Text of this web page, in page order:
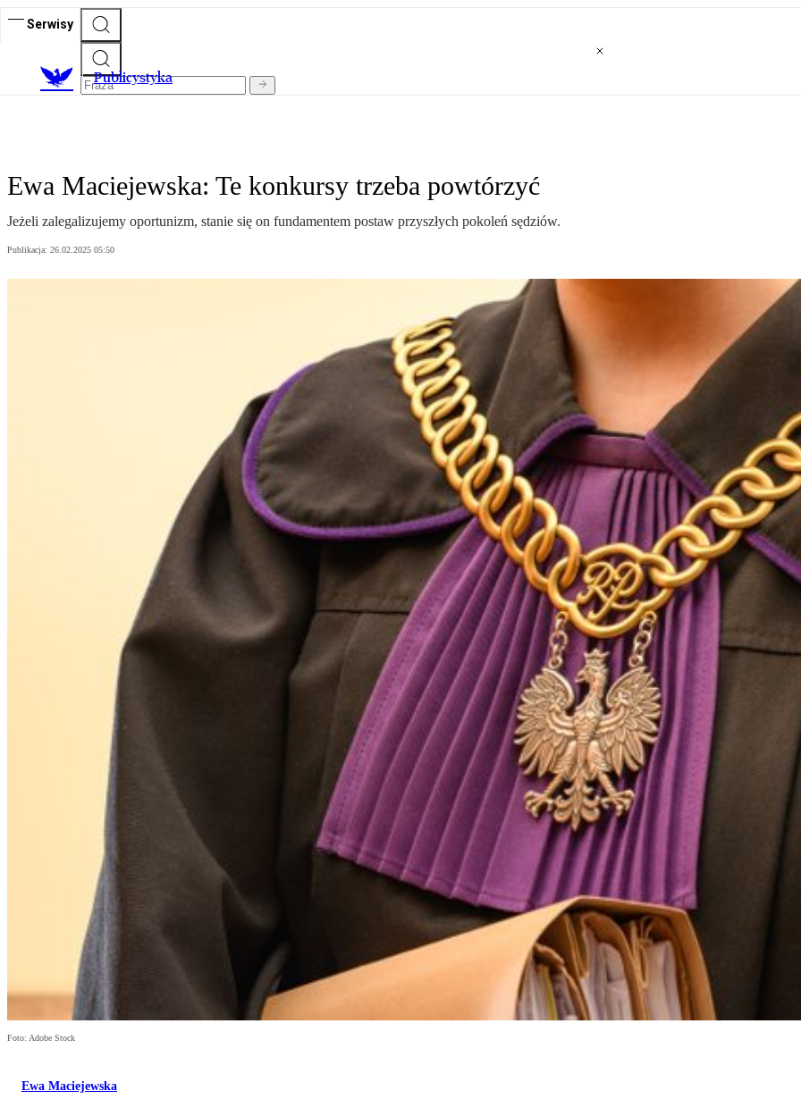
Serwisy
Publicystyka
Ewa Maciejewska: Te konkursy trzeba powtórzyć
Jeżeli zalegalizujemy oportunizm, stanie się on fundamentem postaw przyszłych pokoleń sędziów.
Publikacja: 26.02.2025 05:50
Foto: Adobe Stock
Ewa Maciejewska